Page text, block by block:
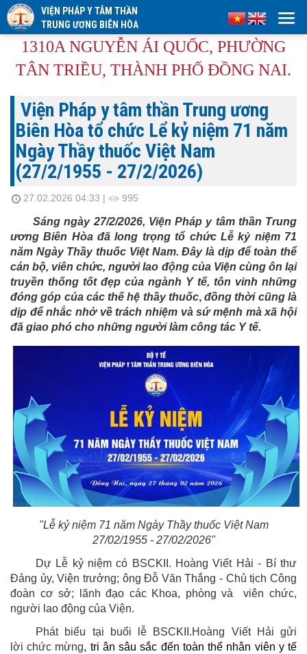
VIỆN PHÁP Y TÂM THẦN
TRUNG ƯƠNG BIÊN HÒA
1310A NGUYỄN ÁI QUỐC, PHƯỜNG
TÂN TRIỀU, THÀNH PHỐ ĐỒNG NAI.
Viện Pháp y tâm thần Trung ương
Biên Hòa tổ chức Lể kỷ niệm 71 năm
Ngày Thầy thuốc Việt Nam
(27/2/1955 - 27/2/2026)
27.02.2026 04:33 | 995
Sáng ngày 27/2/2026, Viện Pháp y tâm thần Trung
ương Biên Hòa đã long trọng tổ chức Lễ kỷ niệm 71
năm Ngày Thầy thuốc Việt Nam. Đây là dịp để toàn thể
cán bộ, viên chức, người lao động của Viện cùng ôn lại
truyền thống tốt đẹp của ngành Y tế, tôn vinh những
đóng góp của các thế hệ thầy thuốc,đồng thời cũng là
dịp để nhắc nhở về trách nhiệm và sứ mệnh mà xã hội
đã giao phó cho những người làm công tác Y tế.
"Lễ kỷ niệm 71 năm Ngày Thầy thuốc Việt Nam
27/02/1955 - 27/02/2026"
Dự Lễ kỷ niệm có BSCKII . Hoàng Viết Hải - Bí thư
Đảng ủy, Viện trưởng; ông Đỗ Văn Thắng - Chủ tịch Công
đoàn cơ sở; lãnh đạo các Khoa, phòng và
viên chức,
người lao động của Viện.
Phát biểu tại buổi lễ BSCKII.Hoàng Viết Hải gửi
lời chức mừng, tri ân sâu sắc đến toàn thể nhân viên y tế